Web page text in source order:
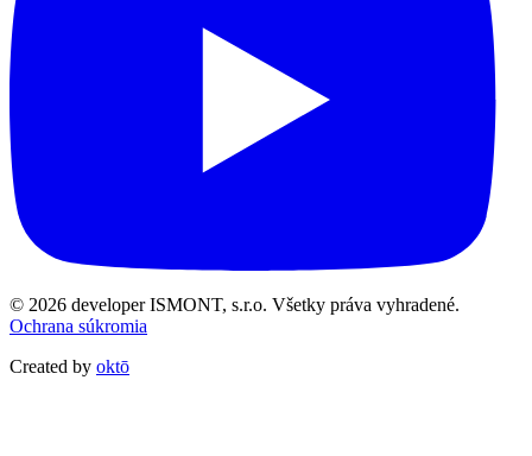
© 2026 developer ISMONT, s.r.o. Všetky práva vyhradené.
Ochrana súkromia
Created by oktō